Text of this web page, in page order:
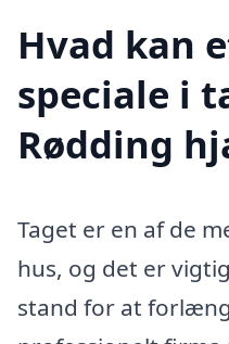
Hvad kan
speciale i
Rødding
Taget er en af de
hus, og det er
stand for at